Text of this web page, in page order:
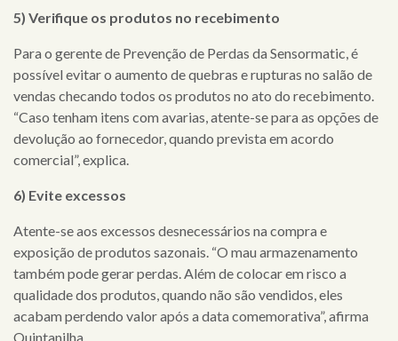
home
quem
serviços
clientes
cases
5) Verifique os produtos no recebimento
Para o gerente de Prevenção de Perdas da Sensormatic, é
possível evitar o aumento de quebras e rupturas no salão de
vendas checando todos os produtos no ato do recebimento.
“Caso tenham itens com avarias, atente-se para as opções de
devolução ao fornecedor, quando prevista em acordo
comercial”, explica.
6) Evite excessos
Atente-se aos excessos desnecessários na compra e
exposição de produtos sazonais. “O mau armazenamento
também pode gerar perdas. Além de colocar em risco a
qualidade dos produtos, quando não são vendidos, eles
acabam perdendo valor após a data comemorativa”, afirma
Quintanilha.